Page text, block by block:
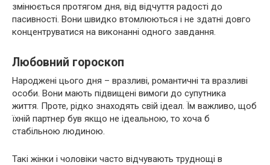
змінюється протягом дня, від відчуття радості до
пасивності. Вони швидко втомлюються і не здатні довго
концентруватися на виконанні одного завдання.
Любовний гороскоп
Народжені цього дня – вразливі, романтичні та вразливі
особи. Вони мають підвищені вимоги до супутника
життя. Проте, рідко знаходять свій ідеал. Їм важливо, щоб
їхній партнер був якщо не ідеальною, то хоча б
стабільною людиною.
Такі жінки і чоловіки часто відчувають труднощі в